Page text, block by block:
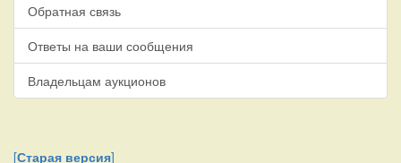
Обратная связь
Ответы на ваши сообщения
Владельцам аукционов
[Старая версия]